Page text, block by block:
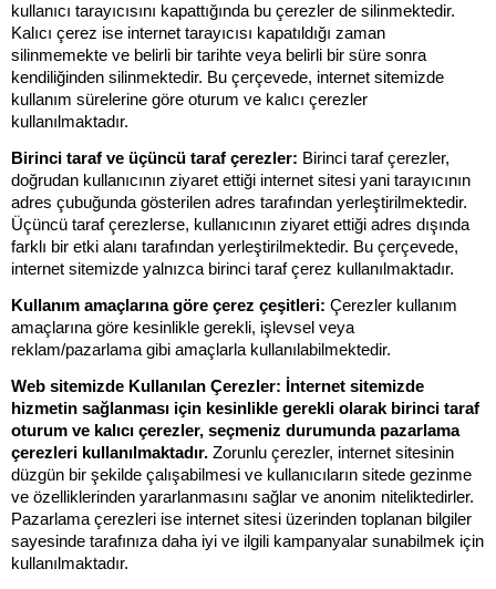
kullanıcı tarayıcısını kapattığında bu çerezler de silinmektedir.
Kalıcı çerez ise internet tarayıcısı kapatıldığı zaman
silinmemekte ve belirli bir tarihte veya belirli bir süre sonra
kendiliğinden silinmektedir. Bu çerçevede, internet sitemizde
kullanım sürelerine göre oturum ve kalıcı çerezler
kullanılmaktadır.
Birinci taraf ve üçüncü taraf çerezler: Birinci taraf çerezler,
doğrudan kullanıcının ziyaret ettiği internet sitesi yani tarayıcının
adres çubuğunda gösterilen adres tarafından yerleştirilmektedir.
Üçüncü taraf çerezlerse, kullanıcının ziyaret ettiği adres dışında
farklı bir etki alanı tarafından yerleştirilmektedir. Bu çerçevede,
internet sitemizde yalnızca birinci taraf çerez kullanılmaktadır.
Kullanım amaçlarına göre çerez çeşitleri: Çerezler kullanım
amaçlarına göre kesinlikle gerekli, işlevsel veya
reklam/pazarlama gibi amaçlarla kullanılabilmektedir.
Web sitemizde Kullanılan Çerezler: İnternet sitemizde
hizmetin sağlanması için kesinlikle gerekli olarak birinci taraf
oturum ve kalıcı çerezler, seçmeniz durumunda pazarlama
çerezleri kullanılmaktadır. Zorunlu çerezler, internet sitesinin
düzgün bir şekilde çalışabilmesi ve kullanıcıların sitede gezinme
ve özelliklerinden yararlanmasını sağlar ve anonim niteliktedirler.
Pazarlama çerezleri ise internet sitesi üzerinden toplanan bilgiler
sayesinde tarafınıza daha iyi ve ilgili kampanyalar sunabilmek için
kullanılmaktadır.